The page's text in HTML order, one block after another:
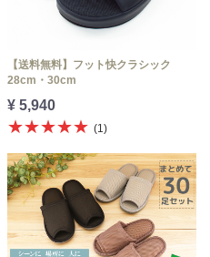
【送料無料】フット快クラシック
28cm・30cm
¥ 5,940
★★★★★ (1)